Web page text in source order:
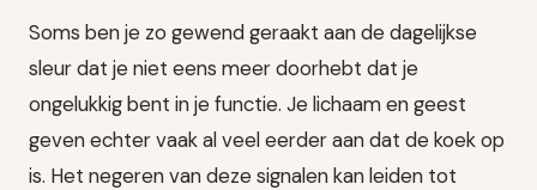
Soms ben je zo gewend geraakt aan de dagelijkse
sleur dat je niet eens meer doorhebt dat je
ongelukkig bent in je functie. Je lichaam en geest
geven echter vaak al veel eerder aan dat de koek op
is. Het negeren van deze signalen kan leiden tot